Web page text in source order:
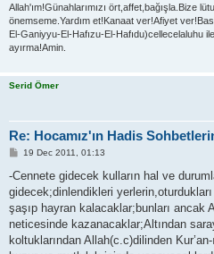
Allah'ım!Günahlarımızı ört,affet,bağışla.Bize
önemseme.Yardım et!Kanaat ver!Afiyet
El-Ganiyyu-El-Hafızu-El-Hafıdu)cellecelaluhu
ayırma!Amin.
Serid Ömer
Re: Hocamız'ın Hadis
P
s
19 Dec 2011, 01:13
-Cennete gidecek kulların hal ve
gidecek;dinlendikleri
şaşıp hayran kalacaklar;bunları ancak
neticesinde kazanacaklar;Altından
koltuklarından Allah(c.c)dilinden